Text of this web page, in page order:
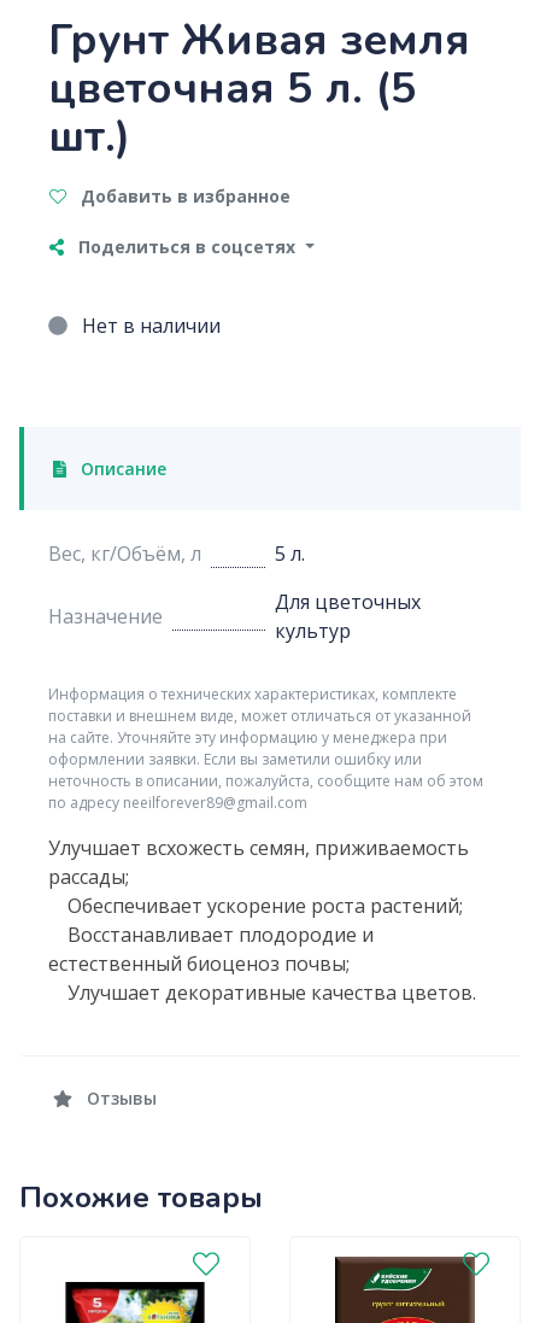
Грунт Живая земля
цветочная 5 л. (5
шт.)
Добавить в избранное
Поделиться в соцсетях
Нет в наличии
Описание
Вес, кг/Объём, л 5 л.
Назначение
Для цветочных
культур
Информация о технических характеристиках, комплекте
поставки и внешнем виде, может отличаться от указанной
на сайте. Уточняйте эту информацию у менеджера при
оформлении заявки. Если вы заметили ошибку или
неточность в описании, пожалуйста, сообщите нам об этом
по адресу neeilforever89@gmail.com
Улучшает всхожесть семян, приживаемость
рассады;
Обеспечивает ускорение роста растений;
Восстанавливает плодородие и
естественный биоценоз почвы;
Улучшает декоративные качества цветов.
Отзывы
Похожие товары